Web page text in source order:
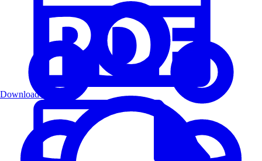
Download PDF